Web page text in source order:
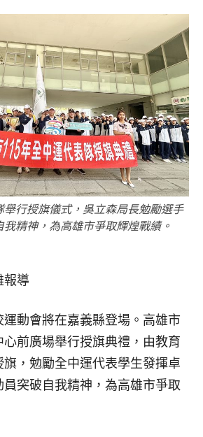
舉行授旗儀式，吳立森局長勉勵選手
我精神，為高雄市爭取輝煌戰績。
報導
動會將在嘉義縣登場。高雄市
前廣場舉行授旗典禮，由教育
，勉勵全中運代表學生發揮卓
突破自我精神，為高雄市爭取